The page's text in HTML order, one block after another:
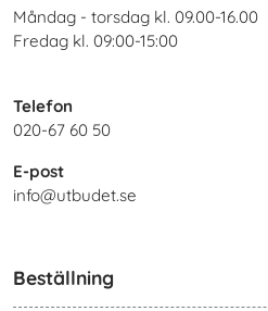
Måndag - torsdag kl. 09.00-16.00
Fredag kl. 09:00-15:00
Telefon
020-67 60 50
E-post
info@utbudet.se
Beställning